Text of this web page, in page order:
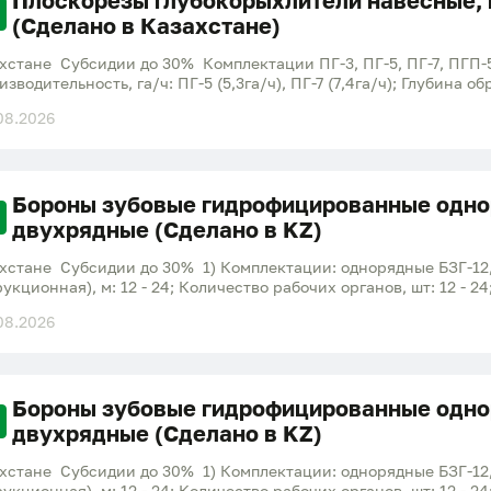
и зерновых культур; - разрушения (измельчения)
- провокации сорняка и падалицы после сбора урожая
(Сделано в Казахстане)
Субсидии до 30% Комплектации ПГ-3, ПГ-5, ПГ-7,
га/ч: ПГ-5 (5,3га/ч), ПГ-7 (7,4га/ч); Глубина
м: 5 - 7; Рабочая скорость, км/ч: 10; Транспортная
прицепные: Производительность, га/ч: ПГП-5
(конструктивная), м: 5 - 7; Рабочая скорость, км/ч: 10;
Бороны зубовые гидрофицированные
двухрядные (Сделано в KZ)
Субсидии до 30% 1) Комплектации: однорядные БЗГ-
м: 12 - 24; Количество рабочих органов, шт: 12 -
Ширина захвата (конструкционная), м: 12 - 24;
на глубину до 80 мм, в зависимости от плотности почвы и
и зерновых культур; - разрушения (измельчения)
- провокации сорняка и падалицы после сбора урожая
Бороны зубовые гидрофицированные
двухрядные (Сделано в KZ)
Субсидии до 30% 1) Комплектации: однорядные БЗГ-